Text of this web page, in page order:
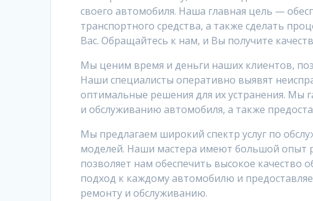
своего автомобиля. Наша главная цель —
транспортного средства, а также сделать
Вас. Обращайтесь к нам, и Вы получите
Мы ценим время и деньги наших клиентов,
Наши специалисты оперативно выявят
оптимальные решения для их устранения. Мы
и обслуживанию автомобиля, а также
Мы предлагаем широкий спектр услуг по
моделей. Наши мастера имеют большой опыт
позволяет нам обеспечить высокое
подход к каждому автомобилю и
ремонту и обслуживанию.